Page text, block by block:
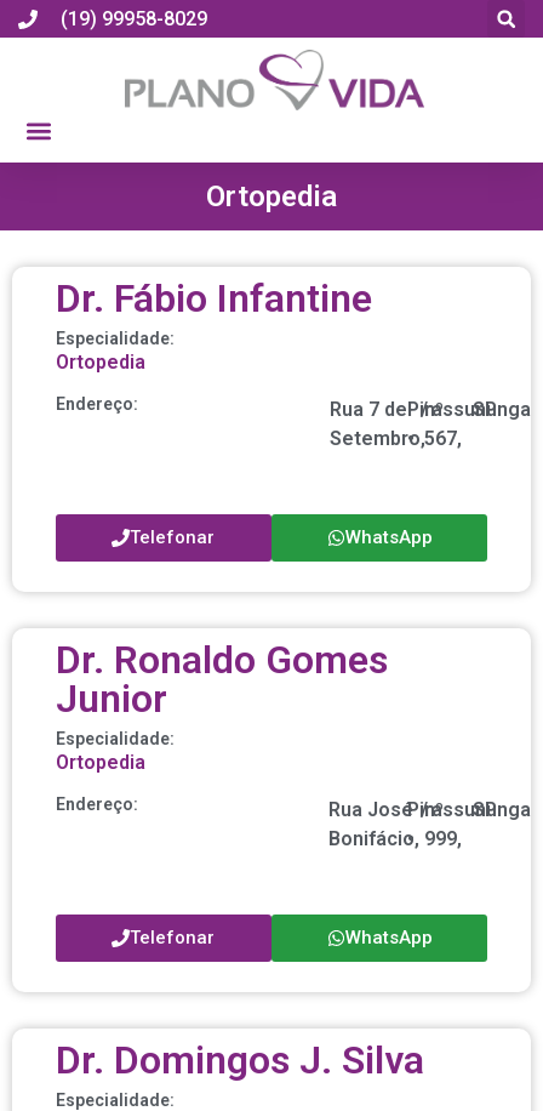
(19) 99958-8029
Ortopedia
Dr. Fábio Infantine
Especialidade:
Ortopedia
Endereço:
Rua 7 de
Setembro,
nº
567,
/
Pirassununga
•
SP
Telefonar WhatsApp
Dr. Ronaldo Gomes
Junior
Especialidade:
Ortopedia
Endereço:
Rua José
Bonifácio,
nº
999,
/
Pirassununga
•
SP
Telefonar WhatsApp
Dr. Domingos J. Silva
Especialidade: